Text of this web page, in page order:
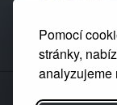
Pomocí
stránky,
analyzujeme